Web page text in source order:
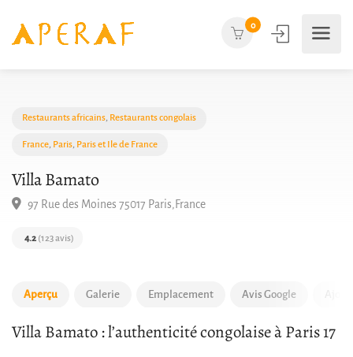
0
Villa Bamato
Aperçu Galerie Emplacement Avis Google
Villa Bamato : l’authenticité congolaise à Paris 17